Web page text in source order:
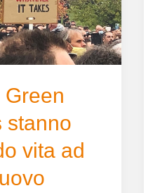
Green
stanno
vita ad